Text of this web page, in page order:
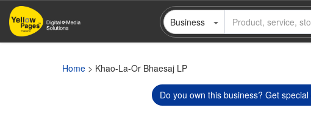
Skip
main
Business
Home > Khao-La-Or Bhaesaj LP
Do you own this business? Get